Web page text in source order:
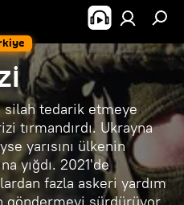
silah tedarik etmeye
tırmandırdı. Ukrayna
yarısını ülkenin
yığdı. 2021'de
fazla askeri yardım